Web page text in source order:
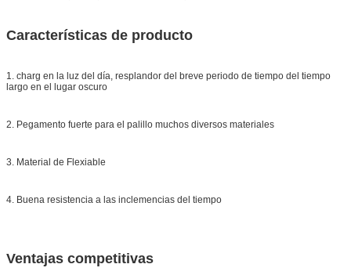
Características de producto
1. charg en la luz del día, resplandor del breve periodo de tiempo del tiempo
largo en el lugar oscuro
2. Pegamento fuerte para el palillo muchos diversos materiales
3. Material de Flexiable
4. Buena resistencia a las inclemencias del tiempo
Ventajas competitivas